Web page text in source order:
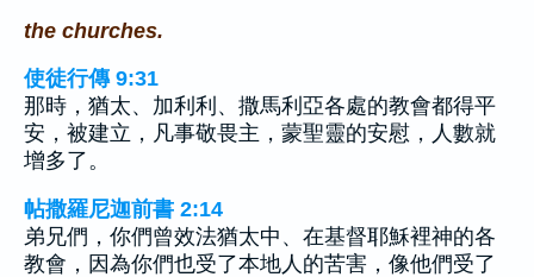
the churches.
使徒行傳 9:31
那時，猶太、加利利、撒馬利亞各處的教會都得平
安，被建立，凡事敬畏主，蒙聖靈的安慰，人數就
增多了。
帖撒羅尼迦前書 2:14
弟兄們，你們曾效法猶太中、在基督耶穌裡神的各
教會，因為你們也受了本地人的苦害，像他們受了